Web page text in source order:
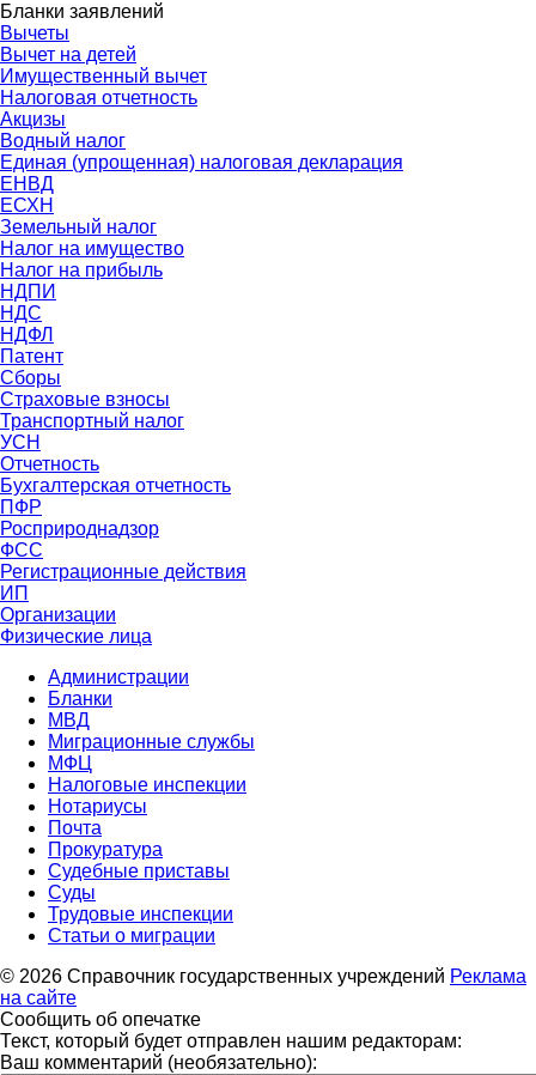
Бланки заявлений
Вычеты
Вычет на детей
Имущественный вычет
Налоговая отчетность
Акцизы
Водный налог
Единая (упрощенная) налоговая декларация
ЕНВД
ЕСХН
Земельный налог
Налог на имущество
Налог на прибыль
НДПИ
НДС
НДФЛ
Патент
Сборы
Страховые взносы
Транспортный налог
УСН
Отчетность
Бухгалтерская отчетность
ПФР
Росприроднадзор
ФСС
Регистрационные действия
ИП
Организации
Физические лица
Администрации
Бланки
МВД
Миграционные службы
МФЦ
Налоговые инспекции
Нотариусы
Почта
Прокуратура
Судебные приставы
Суды
Трудовые инспекции
Статьи о миграции
© 2026 Справочник государственных учреждений Реклама
на сайте
Сообщить об опечатке
Текст, который будет отправлен нашим редакторам:
Ваш комментарий (необязательно):